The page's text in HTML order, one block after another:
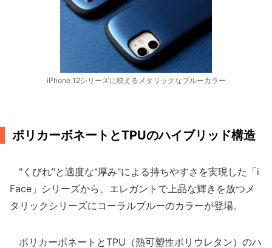
iPhone 12シリーズに映えるメタリックなブルーカラー
ポリカーボネートとTPUのハイブリッド構造
"くびれ"と適度な"厚み"による持ちやすさを実現した「i
Face」シリーズから、エレガントで上品な輝きを放つメ
タリックシリーズにコーラルブルーのカラーが登場。
ポリカーボネートとTPU（熱可塑性ポリウレタン）のハ